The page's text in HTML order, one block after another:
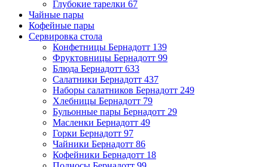
Глубокие тарелки 67
Чайные пары
Кофейные пары
Сервировка стола
Конфетницы Бернадотт 139
Фруктовницы Бернадотт 99
Блюда Бернадотт 633
Салатники Бернадотт 437
Наборы салатников Бернадотт 249
Хлебницы Бернадотт 79
Бульонные пары Бернадотт 29
Масленки Бернадотт 49
Горки Бернадотт 97
Чайники Бернадотт 86
Кофейники Бернадотт 18